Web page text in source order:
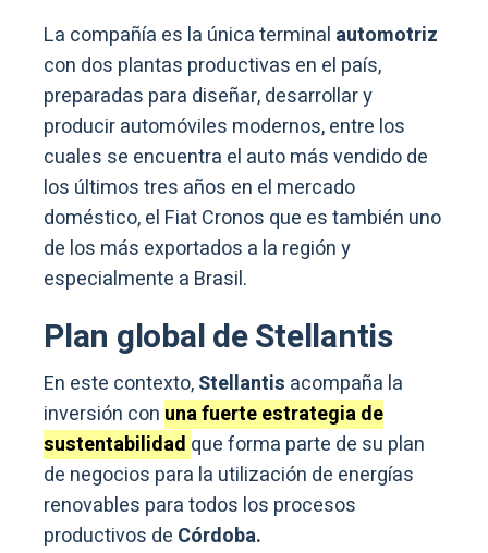
La compañía es la única terminal automotriz
con dos plantas productivas en el país,
preparadas para diseñar, desarrollar y
producir automóviles modernos, entre los
cuales se encuentra el auto más vendido de
los últimos tres años en el mercado
doméstico, el Fiat Cronos que es también uno
de los más exportados a la región y
especialmente a Brasil.
Plan global de Stellantis
En este contexto,Stellantis acompaña la
inversión con una fuerte estrategia de
sustentabilidad que forma parte de su plan
de negocios para la utilización de energías
renovables para todos los procesos
productivos de Córdoba.